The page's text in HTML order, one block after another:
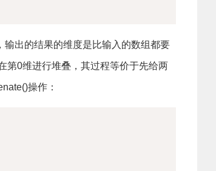
出的结果的维度是比输入的数组都要
第0维进行堆叠，其过程等价于先给两
操作：